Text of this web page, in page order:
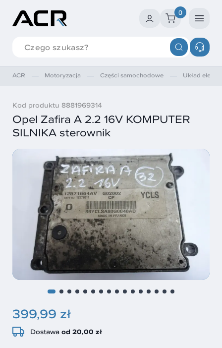
0
ACR Motoryzacja Części samochodowe Układ
Kod produktu 8881969314
Opel Zafira A 2.2 16V KOMPUTER
SILNIKA sterownik
399,99 zł
Dostawa od 20,00 zł